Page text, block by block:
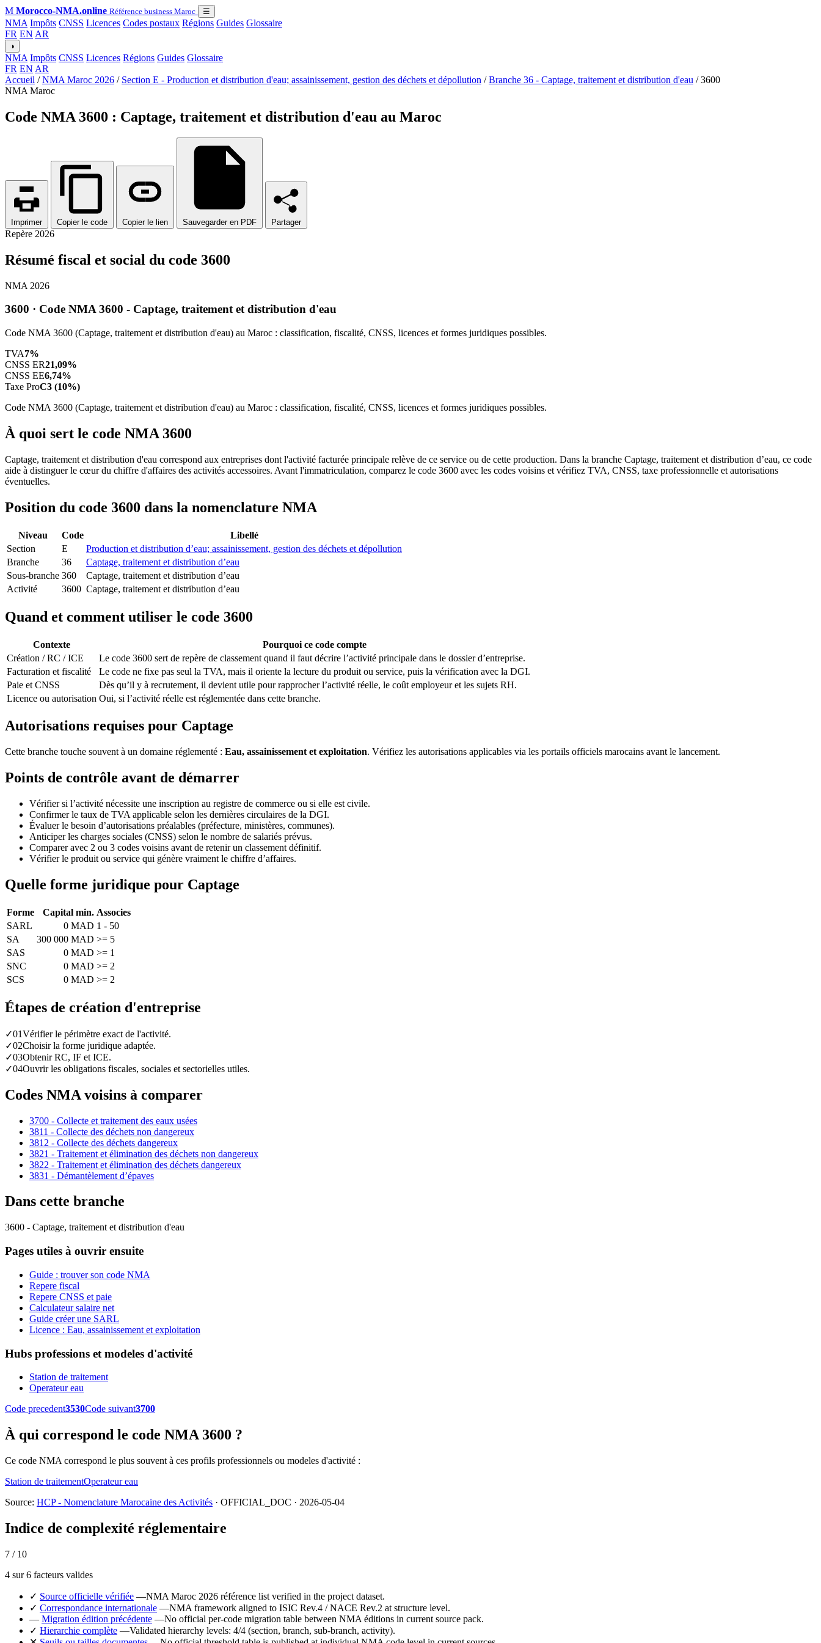
M Morocco-NMA.online Référence business Maroc ☰
NMA Impôts CNSS Licences Codes postaux Régions Guides Glossaire
FR EN AR
◑
NMA Impôts CNSS Licences Régions Guides Glossaire
FR EN AR
Accueil / NMA Maroc 2026 / Section E - Production et distribution d'eau; assainissement, gestion des déchets et dépollution / Branche 36 - Captage, traitement et distribution d'eau / 3600
NMA Maroc
Code NMA 3600 : Captage, traitement et distribution d'eau au Maroc
Imprimer Copier le code Copier le lien Sauvegarder en PDF Partager
Repère 2026
Résumé fiscal et social du code 3600
NMA 2026
3600 · Code NMA 3600 - Captage, traitement et distribution d'eau
Code NMA 3600 (Captage, traitement et distribution d'eau) au Maroc : classification, fiscalité, CNSS, licences et formes juridiques possibles.
TVA7%
CNSS ER21,09%
CNSS EE6,74%
Taxe ProC3 (10%)
Code NMA 3600 (Captage, traitement et distribution d'eau) au Maroc : classification, fiscalité, CNSS, licences et formes juridiques possibles.
À quoi sert le code NMA 3600
Captage, traitement et distribution d'eau correspond aux entreprises dont l'activité facturée principale relève de ce service ou de cette production. Dans la branche Captage, traitement et distribution d’eau, ce code
aide à distinguer le cœur du chiffre d'affaires des activités accessoires. Avant l'immatriculation, comparez le code 3600 avec les codes voisins et vérifiez TVA, CNSS, taxe professionnelle et autorisations
éventuelles.
Position du code 3600 dans la nomenclature NMA
Niveau Code
Libellé
Section
E
Production et distribution d’eau; assainissement, gestion des déchets et dépollution
Branche
36
Captage, traitement et distribution d’eau
Sous-branche 360
Captage, traitement et distribution d’eau
Activité
3600 Captage, traitement et distribution d’eau
Quand et comment utiliser le code 3600
Contexte
Pourquoi ce code compte
Création / RC / ICE
Le code 3600 sert de repère de classement quand il faut décrire l’activité principale dans le dossier d’entreprise.
Facturation et fiscalité
Le code ne fixe pas seul la TVA, mais il oriente la lecture du produit ou service, puis la vérification avec la DGI.
Paie et CNSS
Dès qu’il y à recrutement, il devient utile pour rapprocher l’activité réelle, le coût employeur et les sujets RH.
Licence ou autorisation Oui, si l’activité réelle est réglementée dans cette branche.
Autorisations requises pour Captage
Cette branche touche souvent à un domaine réglementé : Eau, assainissement et exploitation. Vérifiez les autorisations applicables via les portails officiels marocains avant le lancement.
Points de contrôle avant de démarrer
Vérifier si l’activité nécessite une inscription au registre de commerce ou si elle est civile.
Confirmer le taux de TVA applicable selon les dernières circulaires de la DGI.
Évaluer le besoin d’autorisations préalables (préfecture, ministères, communes).
Anticiper les charges sociales (CNSS) selon le nombre de salariés prévus.
Comparer avec 2 ou 3 codes voisins avant de retenir un classement définitif.
Vérifier le produit ou service qui génère vraiment le chiffre d’affaires.
Quelle forme juridique pour Captage
Forme Capital min. Associes
SARL
0 MAD 1 - 50
SA
300 000 MAD >= 5
SAS
0 MAD >= 1
SNC
0 MAD >= 2
SCS
0 MAD >= 2
Étapes de création d'entreprise
✓01Vérifier le périmètre exact de l'activité.
✓02Choisir la forme juridique adaptée.
✓03Obtenir RC, IF et ICE.
✓04Ouvrir les obligations fiscales, sociales et sectorielles utiles.
Codes NMA voisins à comparer
3700 - Collecte et traitement des eaux usées
3811 - Collecte des déchets non dangereux
3812 - Collecte des déchets dangereux
3821 - Traitement et élimination des déchets non dangereux
3822 - Traitement et élimination des déchets dangereux
3831 - Démantèlement d’épaves
Dans cette branche
3600 - Captage, traitement et distribution d'eau
Pages utiles à ouvrir ensuite
Guide : trouver son code NMA
Repere fiscal
Repere CNSS et paie
Calculateur salaire net
Guide créer une SARL
Licence : Eau, assainissement et exploitation
Hubs professions et modeles d'activité
Station de traitement
Operateur eau
Code precedent3530Code suivant3700
À qui correspond le code NMA 3600 ?
Ce code NMA correspond le plus souvent à ces profils professionnels ou modeles d'activité :
Station de traitementOperateur eau
Source: HCP - Nomenclature Marocaine des Activités · OFFICIAL_DOC · 2026-05-04
Indice de complexité réglementaire
7 / 10
4 sur 6 facteurs valides
✓ Source officielle vérifiée —NMA Maroc 2026 référence list verified in the project dataset.
✓ Correspondance internationale —NMA framework aligned to ISIC Rev.4 / NACE Rev.2 at structure level.
— Migration édition précédente —No official per-code migration table between NMA éditions in current source pack.
✓ Hierarchie complète —Validated hierarchy levels: 4/4 (section, branch, sub-branch, activity).